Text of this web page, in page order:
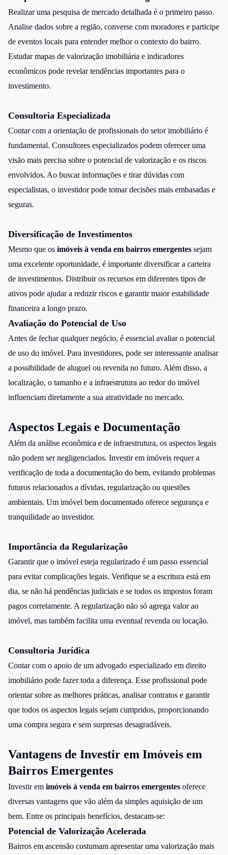
Realizar uma pesquisa de mercado detalhada é o primeiro passo.
Analise dados sobre a região, converse com moradores e participe
de eventos locais para entender melhor o contexto do bairro.
Estudar mapas de valorização imobiliária e indicadores
econômicos pode revelar tendências importantes para o
investimento.
Consultoria Especializada
Contar com a orientação de profissionais do setor imobiliário é
fundamental. Consultores especializados podem oferecer uma
visão mais precisa sobre o potencial de valorização e os riscos
envolvidos. Ao buscar informações e tirar dúvidas com
especialistas, o investidor pode tomar decisões mais embasadas e
seguras.
Diversificação de Investimentos
Mesmo que os imóveis à venda em bairros emergentes sejam
uma excelente oportunidade, é importante diversificar a carteira
de investimentos. Distribuir os recursos em diferentes tipos de
ativos pode ajudar a reduzir riscos e garantir maior estabilidade
financeira a longo prazo.
Avaliação do Potencial de Uso
Antes de fechar qualquer negócio, é essencial avaliar o potencial
de uso do imóvel. Para investidores, pode ser interessante analisar
a possibilidade de aluguel ou revenda no futuro. Além disso, a
localização, o tamanho e a infraestrutura ao redor do imóvel
influenciam diretamente a sua atratividade no mercado.
Aspectos Legais e Documentação
Além da análise econômica e de infraestrutura, os aspectos legais
não podem ser negligenciados. Investir em imóveis requer a
verificação de toda a documentação do bem, evitando problemas
futuros relacionados a dívidas, regularização ou questões
ambientais. Um imóvel bem documentado oferece segurança e
tranquilidade ao investidor.
Importância da Regularização
Garantir que o imóvel esteja regularizado é um passo essencial
para evitar complicações legais. Verifique se a escritura está em
dia, se não há pendências judiciais e se todos os impostos foram
pagos corretamente. A regularização não só agrega valor ao
imóvel, mas também facilita uma eventual revenda ou locação.
Consultoria Jurídica
Contar com o apoio de um advogado especializado em direito
imobiliário pode fazer toda a diferença. Esse profissional pode
orientar sobre as melhores práticas, analisar contratos e garantir
que todos os aspectos legais sejam cumpridos, proporcionando
uma compra segura e sem surpresas desagradáveis.
Vantagens de Investir em Imóveis em
Bairros Emergentes
Investir em imóveis à venda em bairros emergentes oferece
diversas vantagens que vão além da simples aquisição de um
bem. Entre os principais benefícios, destacam-se:
Potencial de Valorização Acelerada
Bairros em ascensão costumam apresentar uma valorização mais